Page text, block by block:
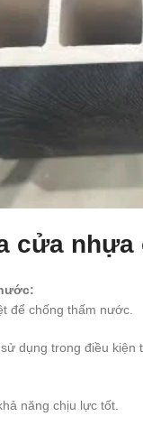
cửa nhựa
để chống thấm nước.
dụng trong điều
năng chịu lực tốt.